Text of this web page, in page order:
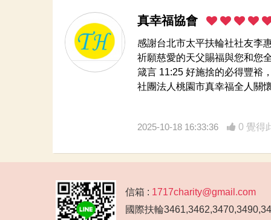
真幸福協會
感謝台北市太平扶輪社社友李
祈願慈愛的天父賜福與您和您
箴言 11:25 好施捨的必得豐裕
社團法人桃園市真幸福全人關
2025-10-18 16:33:36 0 覺得
信箱 : 1717charity@gmail.com
國際扶輪